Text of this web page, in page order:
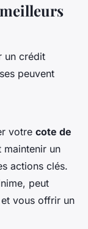
un crédit
peuvent
votre cote de
maintenir un
actions clés.
peut
vous offrir un